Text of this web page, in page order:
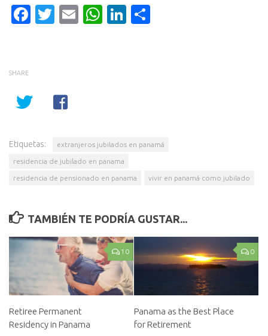
Facebook
Twitter
EmailWhatsApp
LinkedIn
SHARE
Etiquetas: extranjeros jubilados en panamá
residencia de jubilado en panama
residencia de pensionado en panama vivir en panamá como jubilado
TAMBIÉN TE PODRÍA GUSTAR...
10
Retiree Permanent
Residency in Panama
0
Panama as the Best Place
for Retirement